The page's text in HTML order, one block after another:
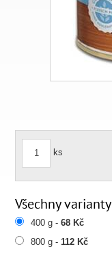
ks
Všechny varianty
400 g -68 Kč
800 g -112 Kč